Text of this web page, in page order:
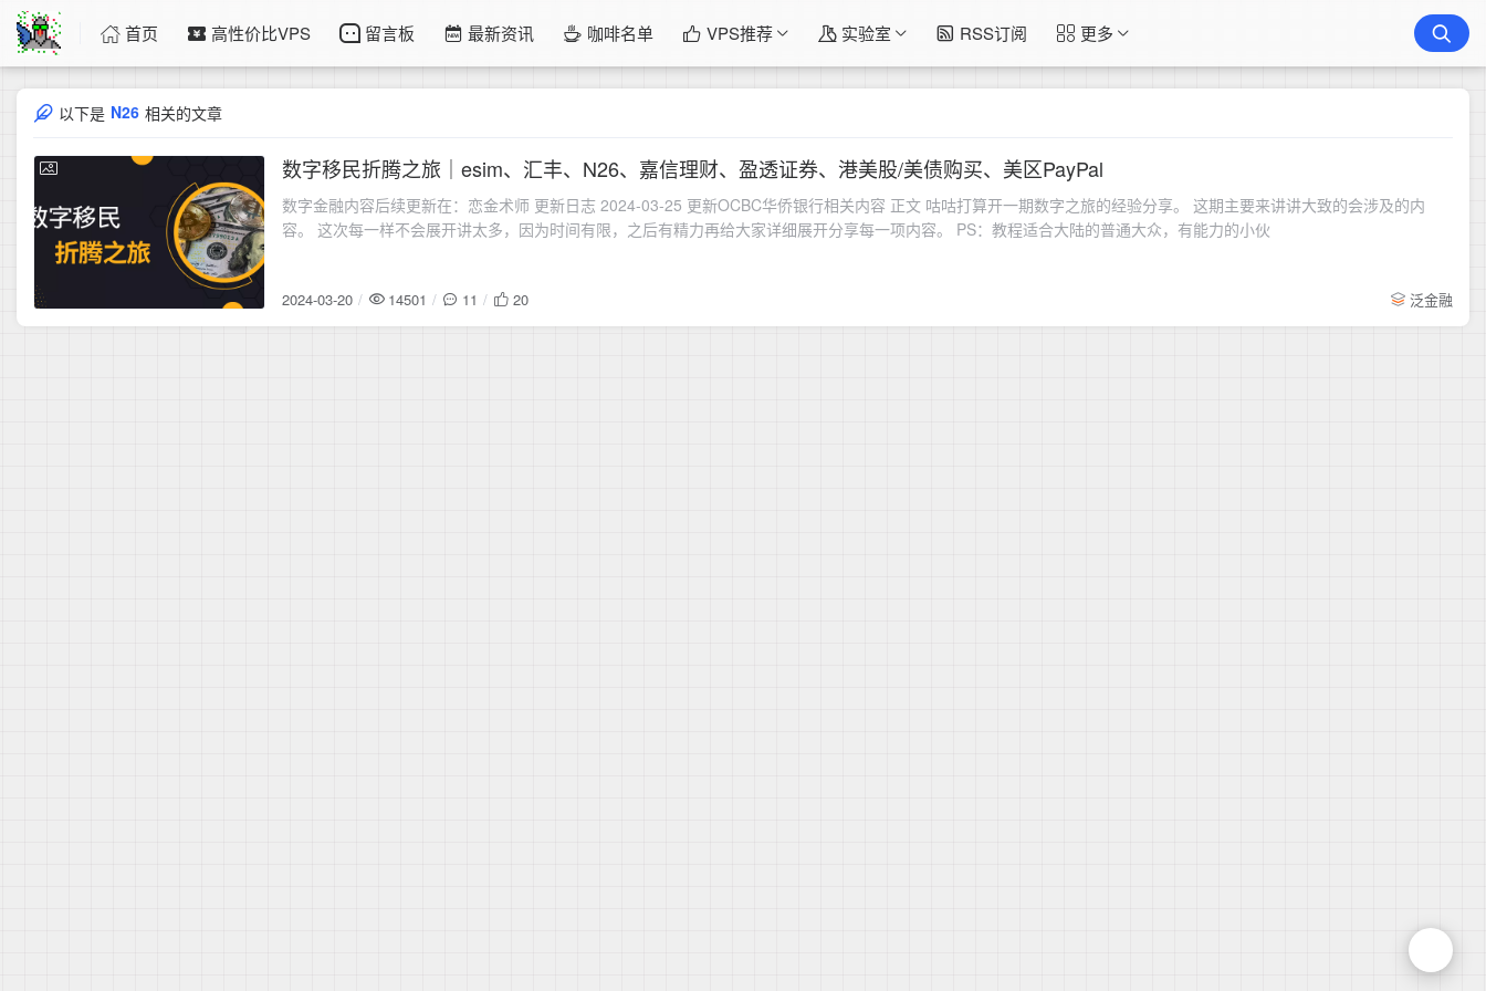
首页 高性价比VPS 留言板 最新资讯 咖啡名单 VPS推荐 实验室 RSS订阅 更多
以下是 N26 相关的文章
2024-03-20
数字移民折腾之旅｜esim、汇丰、N26、嘉信理财、盈透证券、港美股/美债购买、美区PayPal
数字金融内容后续更新在：恋金术师 更新日志 2024-03-25 更新OCBC华侨银行相关内容 正文 咕咕打算开一期数字之旅的经验分享。 这期主要来讲讲大致的会涉及的内
容。 这次每一样不会展开讲太多，因为时间有限，之后有精力再给大家详细展开分享每一项内容。 PS：教程适合大陆的普通大众，有能力的小伙
2024-03-20 14501 11 20 泛金融